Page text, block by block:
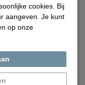
voor...
cookies. Bij
aangeven. Je kunt
op onze